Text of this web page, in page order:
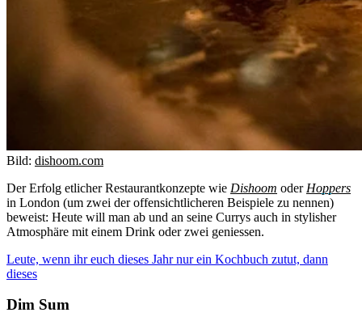
Bild: dishoom.com
Der Erfolg etlicher Restaurantkonzepte wie Dishoom oder Hoppers
in London (um zwei der offensichtlicheren Beispiele zu nennen)
beweist: Heute will man ab und an seine Currys auch in stylisher
Atmosphäre mit einem Drink oder zwei geniessen.
Leute, wenn ihr euch dieses Jahr nur ein Kochbuch zutut, dann
dieses
Dim Sum